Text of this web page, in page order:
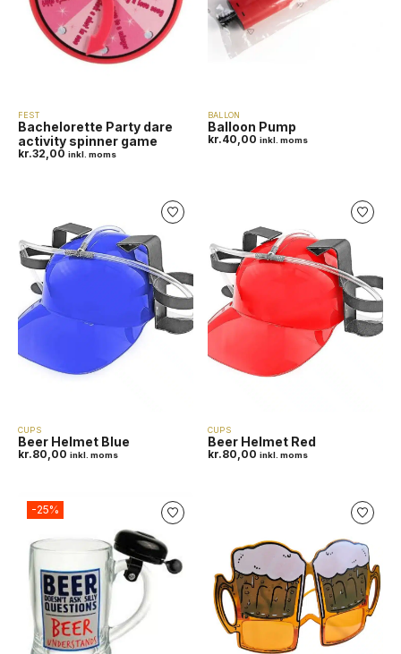
FEST
Bachelorette Party dare
activity spinner game
kr.32,00 inkl. moms
BALLON
Balloon Pump
kr.40,00 inkl. moms
CUPS
Beer Helmet Blue
kr.80,00 inkl. moms
CUPS
Beer Helmet Red
kr.80,00 inkl. moms
-25%